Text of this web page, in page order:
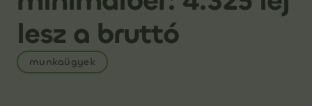
lesz a bruttó
munkaügyek